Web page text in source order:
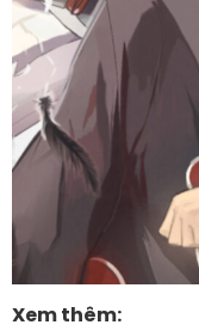
Xem thêm: